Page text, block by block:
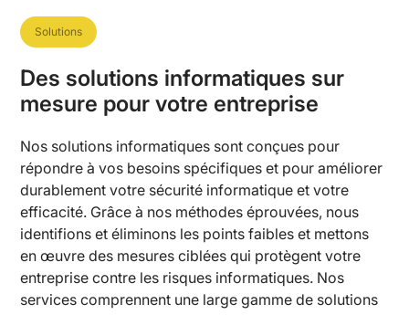
Solutions
Des solutions informatiques sur
mesure pour votre entreprise
Nos solutions informatiques sont conçues pour
répondre à vos besoins spécifiques et pour améliorer
durablement votre sécurité informatique et votre
efficacité. Grâce à nos méthodes éprouvées, nous
identifions et éliminons les points faibles et mettons
en œuvre des mesures ciblées qui protègent votre
entreprise contre les risques informatiques. Nos
services comprennent une large gamme de solutions